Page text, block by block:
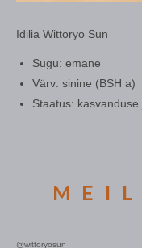
Idilia Wittoryo Sun
Sugu: emane
Värv: sinine (BSH a)
Staatus: kasvanduse
MEIL
@wittoryosun